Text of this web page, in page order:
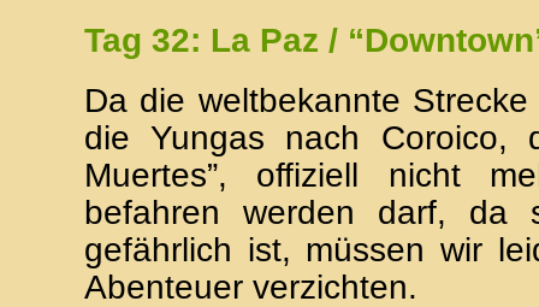
Tag 32: La Paz /
Da die weltbekannte
die Yungas nach Coroico,
Muertes”, offiziell nicht
befahren werden darf, da
gefährlich ist, müssen wir
Abenteuer verzichten.